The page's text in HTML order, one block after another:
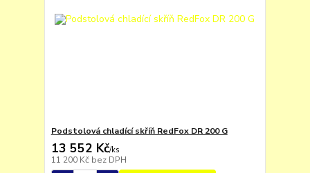
Podstolová chladící skříň RedFox DR 200 G
13 552 Kč/ks
11 200 Kč bez DPH